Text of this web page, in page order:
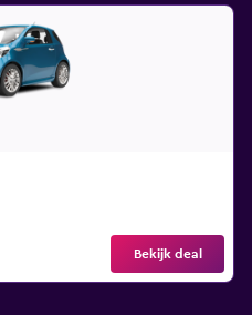
Bekijk deal